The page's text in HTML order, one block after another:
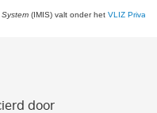
(IMIS) valt onder het VLIZ Privacy
door